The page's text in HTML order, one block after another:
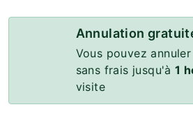
Annulation
Vous pouvez
sans frais jusqu'à1
visite